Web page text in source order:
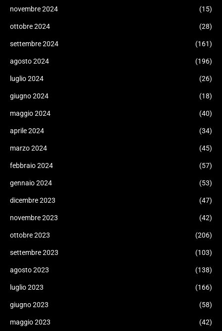
novembre 2024 (15)
ottobre 2024 (28)
settembre 2024 (161)
agosto 2024 (196)
luglio 2024 (26)
giugno 2024 (18)
maggio 2024 (40)
aprile 2024 (34)
marzo 2024 (45)
febbraio 2024 (57)
gennaio 2024 (53)
dicembre 2023 (47)
novembre 2023 (42)
ottobre 2023 (206)
settembre 2023 (103)
agosto 2023 (138)
luglio 2023 (166)
giugno 2023 (58)
maggio 2023 (42)